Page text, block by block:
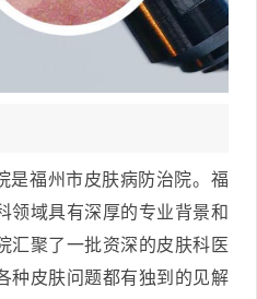
是福州市皮肤病防治院。福
领域具有深厚的专业背景和
汇聚了一批资深的皮肤科医
种皮肤问题都有独到的见解